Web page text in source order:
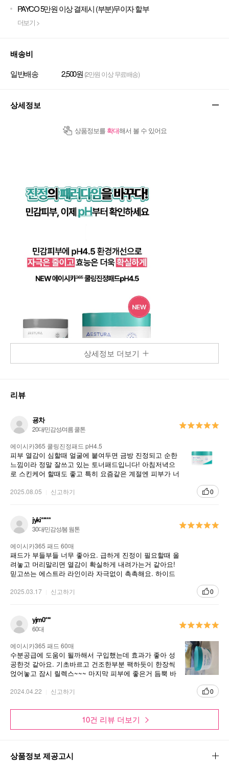
PAYCO 5만원 이상 결제시 (부분)무이자 할부
더보기 >
배송비
일반배송 2,500원 (2만원 이상 무료배송)
상세정보
상품정보를 확대해서 볼 수 있어요
상세정보 더보기
리뷰
굥차
20대/민감성/여름 쿨톤
에이시카365 쿨링진정패드 pH4.5
피부 열감이 심할때 얼굴에 붙여두면 금방 진정되고 순한
느낌이라 정말 잘쓰고 있는 토너패드입니다! 아침저녁으
로 스킨케어 할때도 좋고 특히 요즘같은 계절엔 피부가 너
2025.08.05 신고하기 0
jyki*****
30대/민감성/봄 웜톤
에이시카365 패드 60매
패드가 부들부들 너무 좋아요. 급하게 진정이 필요할때 올
려놓고 머리말리면 열감이 확실하게 내려가는거 같아요!
믿고쓰는 에스트라 라인이라 자극없이 촉촉해요. 하이드
2025.03.17 신고하기 0
yjm0***
60대
에이시카365 패드 60매
수분공급에 도움이 될까해서 구입했는데 효과가 좋아 성
공한것 같아요. 기초바르고 건조한부분 팩하듯이 한장씩
얹어놓고 잠시 릴렉스~~~ 마지막 피부에 좋은거 듬뿍 바
2024.04.22 신고하기 0
10건 리뷰 더보기
상품정보 제공고시